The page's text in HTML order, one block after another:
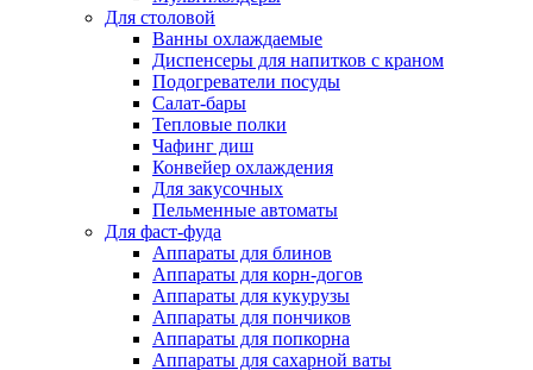
Для столовой
Ванны охлаждаемые
Диспенсеры для напитков с краном
Подогреватели посуды
Салат-бары
Тепловые полки
Чафинг диш
Конвейер охлаждения
Для закусочных
Пельменные автоматы
Для фаст-фуда
Аппараты для блинов
Аппараты для корн-догов
Аппараты для кукурузы
Аппараты для пончиков
Аппараты для попкорна
Аппараты для сахарной ваты